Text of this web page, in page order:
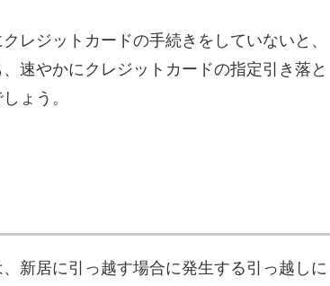
レジットカードの手続きをしていないと、
速やかにクレジットカードの指定引き落と
ょう。
新居に引っ越す場合に発生する引っ越しに